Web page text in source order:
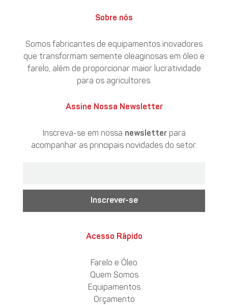
Sobre nós
Somos fabricantes de equipamentos inovadores
que transformam semente oleaginosas em óleo e
farelo, além de proporcionar maior lucratividade
para os agricultores.
Assine Nossa Newsletter
Inscreva-se em nossa newsletterpara
acompanhar as principais novidades do setor.
Inscrever-se
Acesso Rápido
Farelo e Óleo
Quem Somos
Equipamentos
Orçamento